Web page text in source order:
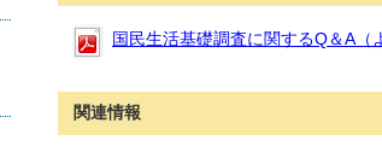
国民生活基礎調査に関するQ＆A（
関連情報